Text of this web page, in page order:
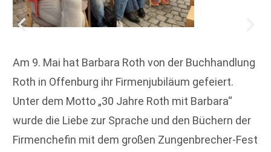
Am 9. Mai hat Barbara Roth von der Buchhandlung
Roth in Offenburg ihr Firmenjubiläum gefeiert.
Unter dem Motto „30 Jahre Roth mit Barbara“
wurde die Liebe zur Sprache und den Büchern der
Firmenchefin mit dem großen Zungenbrecher-Fest